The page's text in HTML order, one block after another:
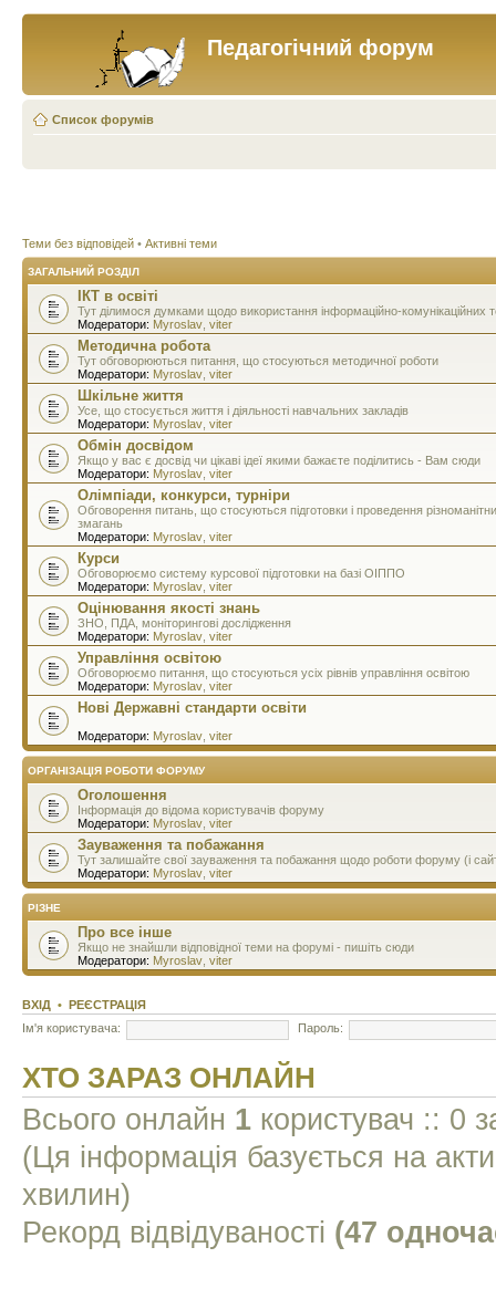
Педагогічний форум
Список форумів
Теми без відповідей • Активні теми
ЗАГАЛЬНИЙ РОЗДІЛ
ІКТ в освіті
Тут ділимося думками щодо використання інформаційно-комунікаційних
Модератори: Myroslav viter
Методична робота
Тут обговорюються питання, що стосуються методичної роботи
Модератори: Myroslav viter
Шкільне життя
Усе, що стосується життя і діяльності навчальних закладів
Модератори: Myroslav viter
Обмін досвідом
Якщо у вас є досвід чи цікаві ідеї якими бажаєте поділитись - Вам сюди
Модератори: Myroslav viter
Олімпіади, конкурси, турніри
Обговорення питань, що стосуються підготовки і проведення
змагань
Модератори: Myroslav viter
Курси
Обговорюємо систему курсової підготовки на базі ОІППО
Модератори: Myroslav viter
Оцінювання якості знань
ЗНО, ПДА, моніторингові дослідження
Модератори: Myroslav viter
Управління освітою
Обговорюємо питання, що стосуються усіх рівнів управління освітою
Модератори: Myroslav viter
Нові Державні стандарти освіти
Модератори: Myroslav viter
ОРГАНІЗАЦІЯ РОБОТИ ФОРУМУ
Оголошення
Інформація до відома користувачів форуму
Модератори: Myroslav viter
Зауваження та побажання
Тут залишайте свої зауваження та побажання щодо роботи форуму (і
Модератори: Myroslav viter
РІЗНЕ
Про все інше
Якщо не знайшли відповідної теми на форумі - пишіть сюди
Модератори: Myroslav viter
ВХІД • РЕЄСТРАЦІЯ
Ім'я користувача:
Пароль:
ХТО ЗАРАЗ ОНЛАЙН
Всього онлайн 1 користувач :: 0
(Ця інформація базується на
хвилин)
Рекорд відвідуваності (47